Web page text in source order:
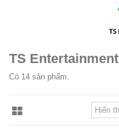
TS Entertainment
Có 14 sản phẩm.